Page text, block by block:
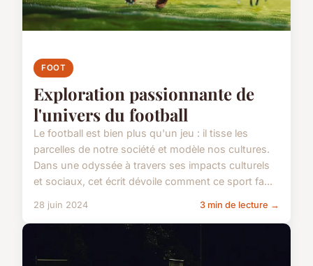
FOOT
Exploration passionnante de
l'univers du football
Le football est bien plus qu'un jeu : il tisse les
parcelles de notre société et modèle nos cultures.
Dans une odyssée à travers ses impacts culturels
et sociaux, cet écrit dévoile comment ce sport fa...
28 juin 2024 3 min de lecture →